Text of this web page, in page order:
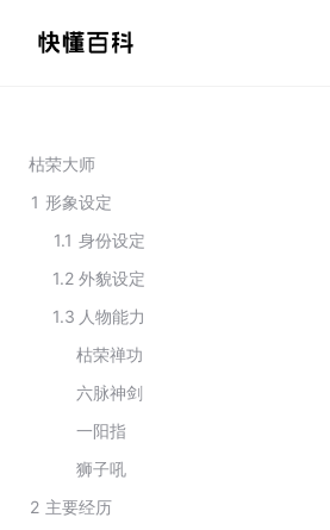
枯荣大师
1 形象设定
1.1 身份设定
1.2 外貌设定
1.3 人物能力
枯荣禅功
六脉神剑
一阳指
狮子吼
2 主要经历